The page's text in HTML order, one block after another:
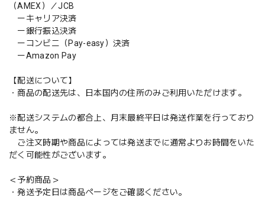
（AMEX）／JCB
ーキャリア決済
ー銀行振込決済
ーコンビニ（Pay-easy）決済
ーAmazon Pay
【配送について】
・商品の配送先は、日本国内の住所のみご利用いただけます。
※配送システムの都合上、月末最終平日は発送作業を行っており
ません。
ご注文時期や商品によっては発送までに通常よりお時間をいた
だく可能性がございます。
＜予約商品＞
・発送予定日は商品ページをご確認ください。